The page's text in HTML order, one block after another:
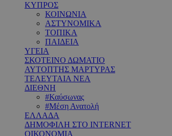
ΚΥΠΡΟΣ
ΚΟΙΝΩΝΙΑ
ΑΣΤΥΝΟΜΙΚΑ
ΤΟΠΙΚΑ
ΠΑΙΔΕΙΑ
ΥΓΕΙΑ
ΣΚΟΤΕΙΝΟ ΔΩΜΑΤΙΟ
ΑΥΤΟΠΤΗΣ ΜΑΡΤΥΡΑΣ
ΤΕΛΕΥΤΑΙΑ ΝΕΑ
ΔΙΕΘΝΗ
#Καύσωνας
#Μέση Ανατολή
ΕΛΛΑΔΑ
ΔΗΜΟΦΙΛΗ ΣΤΟ INTERNET
ΟΙΚΟΝΟΜΙΑ